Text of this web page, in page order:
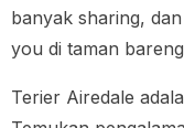
banyak sharing,
you di taman
Terier Airedale